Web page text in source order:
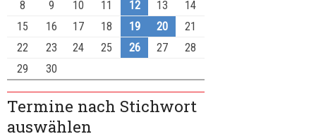
8
9 10 11 12 13
14
15
16 17 18 19 20
21
22
23 24 25 26 27
28
29
30
Termine nach Stichwort
auswählen